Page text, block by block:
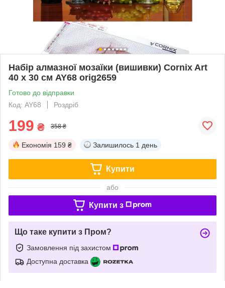
Набір алмазної мозаїки (вишивки) Cornix Art
40 x 30 см AY68 orig2659
Готово до відправки
Код: AY68
Роздріб
199 ₴ 358 ₴
Економія 159 ₴ Залишилось 1 день
Купити
або
Купити з
Що таке купити з Пром?
Замовлення під захистом
Доступна доставка